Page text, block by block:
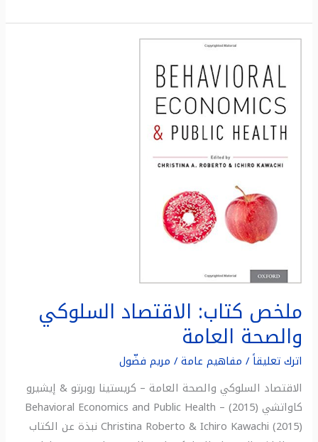
ملخص كتاب: الاقتصاد السلوكي
والصحة العامة
اترك تعليقاً/ مفاهيم عامة/ مريم فضّول
الاقتصاد السلوكي والصحة العامة – كريستينا روبرتو & إيشيرو
كاواتشي (2015) Behavioral Economics and Public Health –
Christina Roberto & Ichiro Kawachi (2015) نبذة عن الكتاب
كتاب:
الاقتصاد
السلوكي
والصحة
العامة